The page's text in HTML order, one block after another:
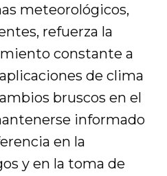
meteorológicos,
refuerza la
constante a
de clima
bruscos en el
informado
en la
y en la toma de